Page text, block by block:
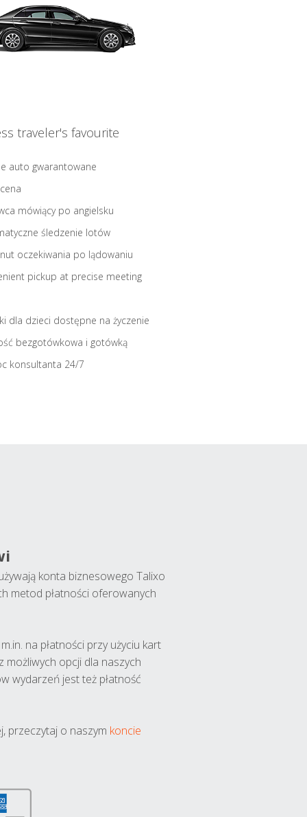
traveler's favourite
auto gwarantowane
mówiący po angielsku
śledzenie lotów
oczekiwania po lądowaniu
pickup at precise meeting
dla dzieci dostępne na życzenie
bezgotówkowa i gotówką
konsultanta 24/7
konta biznesowego Talixo
metod płatności oferowanych
na płatności przy użyciu kart
możliwych opcji dla naszych
wydarzeń jest też płatność
przeczytaj o naszym koncie